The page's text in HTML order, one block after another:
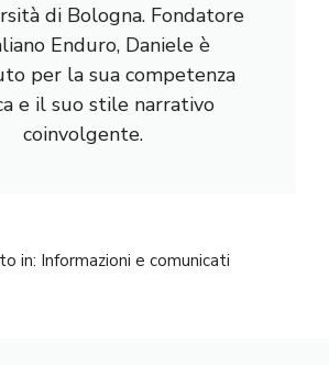
di Bologna. Fondatore
Enduro, Daniele è
per la sua competenza
e il suo stile narrativo
coinvolgente.
in: Informazioni e comunicati